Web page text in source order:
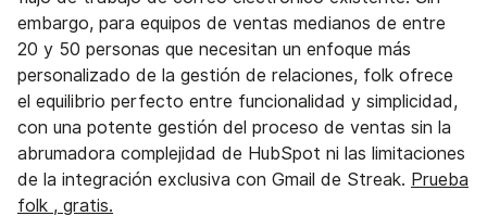
embargo, para equipos de ventas medianos de entre
20 y 50 personas que necesitan un enfoque más
personalizado de la gestión de relaciones, folk ofrece
el equilibrio perfecto entre funcionalidad y simplicidad,
con una potente gestión del proceso de ventas sin la
abrumadora complejidad de HubSpot ni las limitaciones
de la integración exclusiva con Gmail de Streak. Prueba
folk , gratis.